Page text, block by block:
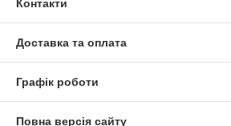
Контакти
Доставка та оплата
Графік роботи
Повна версія сайту